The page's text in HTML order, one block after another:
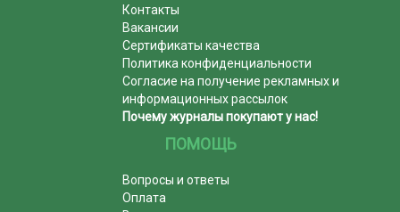
Контакты
Вакансии
Сертификаты качества
Политика конфиденциальности
Согласие на получение рекламных и
информационных рассылок
Почему журналы покупают у нас!
ПОМОЩЬ
Вопросы и ответы
Оплата